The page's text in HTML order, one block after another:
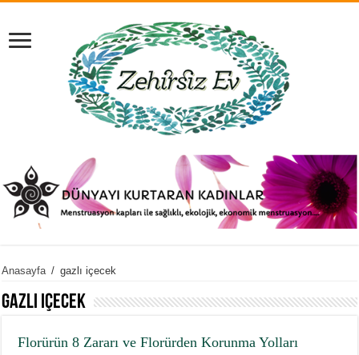
Anasayfa / gazlı içecek
gazlı içecek
Florürün 8 Zararı ve Florürden Korunma Yolları